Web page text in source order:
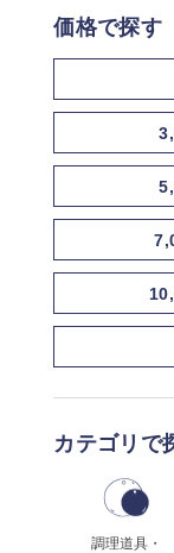
価格で探す
カテゴリで
調理道具・